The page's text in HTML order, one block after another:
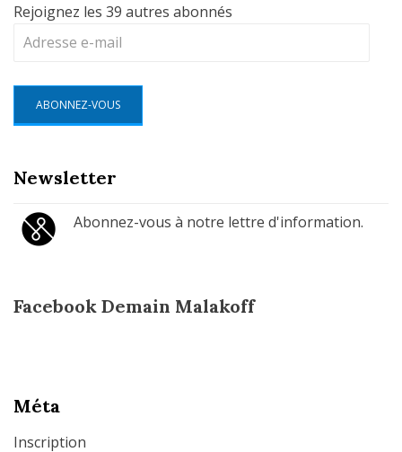
Rejoignez les 39 autres abonnés
Adresse
ABONNEZ-VOUS
Newsletter
Abonnez-vous à notre lettre d'information.
Facebook Demain Malakoff
Méta
Inscription